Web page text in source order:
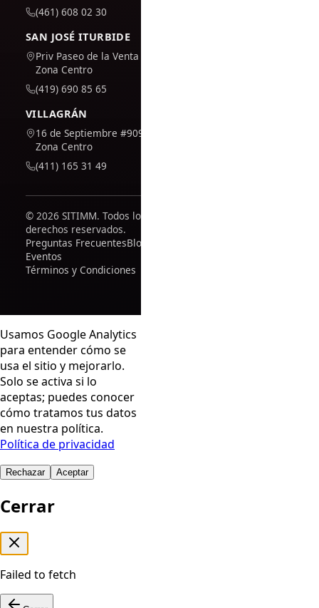
(461) 608 02 30
SAN JOSÉ ITURBIDE
Priv Paseo de la Venta #7,
Zona Centro
(419) 690 85 65
VILLAGRÁN
16 de Septiembre #909,
Zona Centro
(411) 165 31 49
© 2026 SITIMM. Todos los
derechos reservados.
Preguntas FrecuentesBlog
Eventos
Términos y Condiciones
Usamos Google Analytics
para entender cómo se
usa el sitio y mejorarlo.
Solo se activa si lo
aceptas; puedes conocer
cómo tratamos tus datos
en nuestra política.
Política de privacidad
Rechazar Aceptar
Cerrar
Failed to fetch